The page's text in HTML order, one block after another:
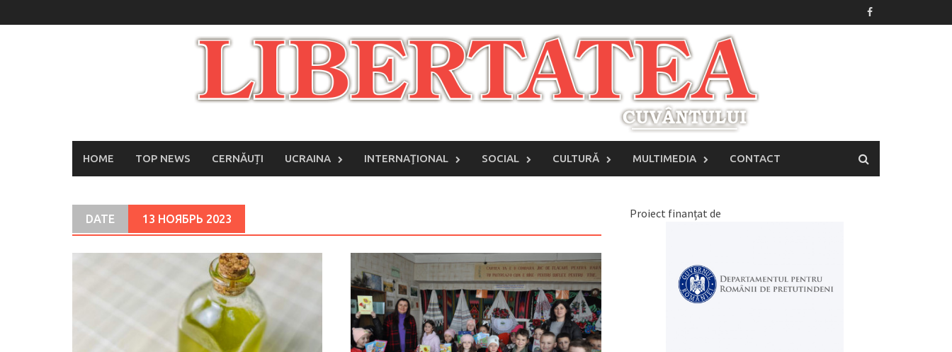
to
HOME TOP NEWS CERNĂUȚI UCRAINA INTERNAŢIONAL SOCIAL CULTURĂ MULTIMEDIA CONTACT
DATE 13 НОЯБРЬ 2023 Proiect finanțat de